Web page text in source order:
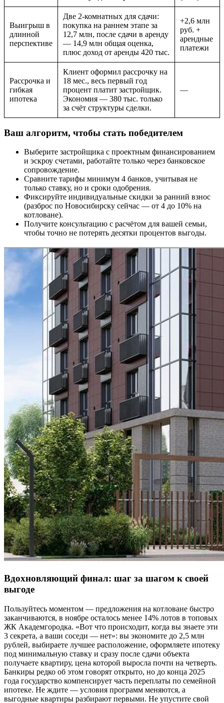
Выигрыш в
длинной
перспективе
Две 2-комнатных для сдачи:
покупка на раннем этапе за
12,7 млн, после сдачи в аренду
— 14,9 млн общая оценка,
плюс доход от аренды 420 тыс.
+2,6 млн
руб. +
арендные
платежи
Рассрочка и
гибкая
ипотека
Клиент оформил рассрочку на
18 мес., весь первый год
процент платит застройщик.
Экономия — 380 тыс. только
за счёт структуры сделки.
—
Ваш алгоритм, чтобы стать победителем
Выберите застройщика с проектным финансированием
и эскроу счетами, работайте только через банковское
сопровождение.
Сравните тарифы минимум 4 банков, учитывая не
только ставку, но и сроки одобрения.
Фиксируйте индивидуальные скидки за ранний взнос
(разброс по Новосибирску сейчас — от 4 до 10% на
котловане).
Получите консультацию с расчётом для вашей семьи,
чтобы точно не потерять десятки процентов выгоды.
Вдохновляющий финал: шаг за шагом к своей
выгоде
Пользуйтесь моментом — предложения на котловане быстро
заканчиваются, в ноябре осталось менее 14% лотов в топовых
ЖК Академгородка. «Вот что происходит, когда вы знаете эти
3 секрета, а ваши соседи — нет»: вы экономите до 2,5 млн
рублей, выбираете лучшее расположение, оформляете ипотеку
под минимальную ставку и сразу после сдачи объекта
получаете квартиру, цена которой выросла почти на четверть.
Банкиры редко об этом говорят открыто, но до конца 2025
года государство компенсирует часть переплаты по семейной
ипотеке. Не ждите — условия программ меняются, а
выгодные квартиры разбирают первыми. Не упустите свой